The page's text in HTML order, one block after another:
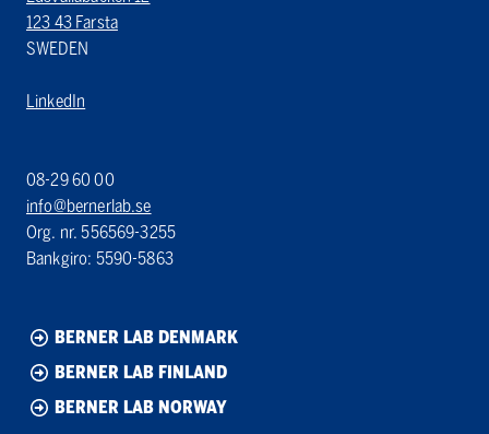
123 43 Farsta
SWEDEN
LinkedIn
08-29 60 00
info@bernerlab.se
Org. nr. 556569-3255
Bankgiro: 5590-5863
BERNER LAB DENMARK
BERNER LAB FINLAND
BERNER LAB NORWAY